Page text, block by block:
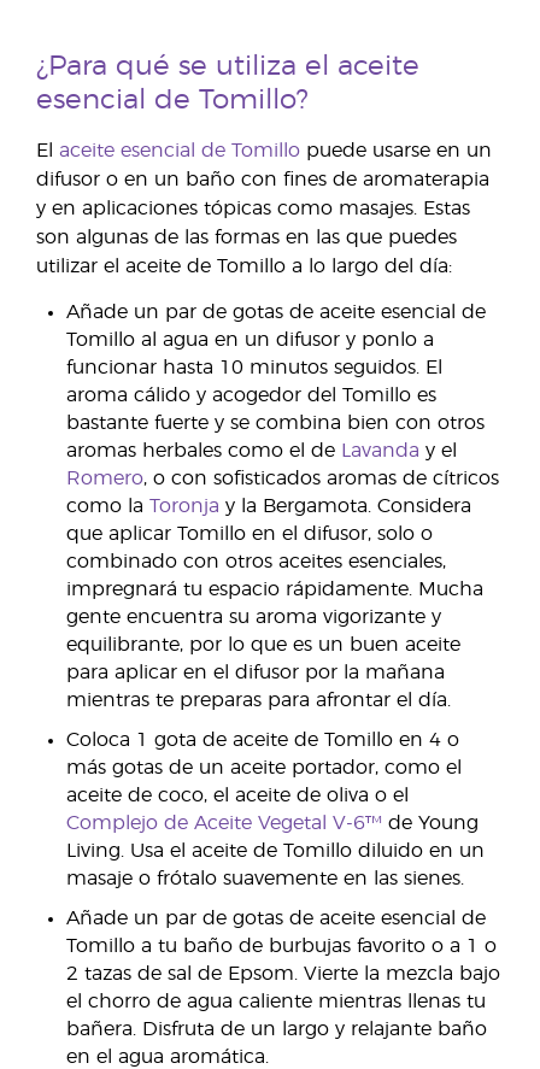
¿Para qué se utiliza el aceite
esencial de Tomillo?
El aceite esencial de Tomillo puede usarse en un
difusor o en un baño con fines de aromaterapia
y en aplicaciones tópicas como masajes. Estas
son algunas de las formas en las que puedes
utilizar el aceite de Tomillo a lo largo del día:
Añade un par de gotas de aceite esencial de
Tomillo al agua en un difusor y ponlo a
funcionar hasta 10 minutos seguidos. El
aroma cálido y acogedor del Tomillo es
bastante fuerte y se combina bien con otros
aromas herbales como el de Lavanda y el
Romero, o con sofisticados aromas de cítricos
como la Toronja y la Bergamota. Considera
que aplicar Tomillo en el difusor, solo o
combinado con otros aceites esenciales,
impregnará tu espacio rápidamente. Mucha
gente encuentra su aroma vigorizante y
equilibrante, por lo que es un buen aceite
para aplicar en el difusor por la mañana
mientras te preparas para afrontar el día.
Coloca 1 gota de aceite de Tomillo en 4 o
más gotas de un aceite portador, como el
aceite de coco, el aceite de oliva o el
Complejo de Aceite Vegetal V-6™ de Young
Living. Usa el aceite de Tomillo diluido en un
masaje o frótalo suavemente en las sienes.
Añade un par de gotas de aceite esencial de
Tomillo a tu baño de burbujas favorito o a 1 o
2 tazas de sal de Epsom. Vierte la mezcla bajo
el chorro de agua caliente mientras llenas tu
bañera. Disfruta de un largo y relajante baño
en el agua aromática.